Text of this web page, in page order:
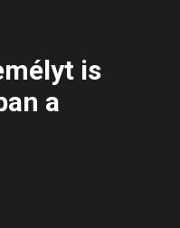
is
a